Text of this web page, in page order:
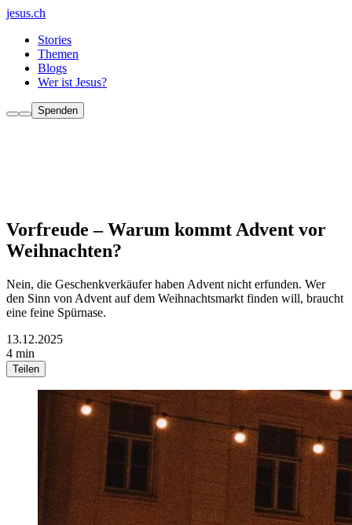
jesus.ch
Stories
Themen
Blogs
Wer ist Jesus?
Spenden
Vorfreude – Warum kommt Advent vor
Weihnachten?
Nein, die Geschenkverkäufer haben Advent nicht erfunden. Wer
den Sinn von Advent auf dem Weihnachtsmarkt finden will, braucht
eine feine Spürnase.
13.12.2025
4 min
Teilen